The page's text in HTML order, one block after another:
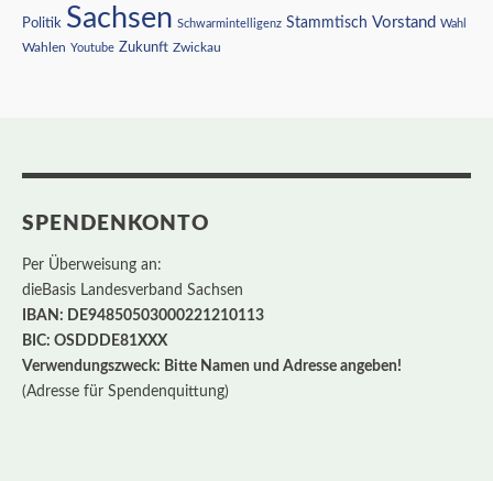
Politik Sachsen Schwarmintelligenz Stammtisch Vorstand Wahl
Wahlen Youtube Zukunft Zwickau
SPENDENKONTO
Per Überweisung an:
dieBasis Landesverband Sachsen
IBAN: DE94850503000221210113
BIC: OSDDDE81XXX
Verwendungszweck: Bitte Namen und Adresse angeben!
(Adresse für Spendenquittung)